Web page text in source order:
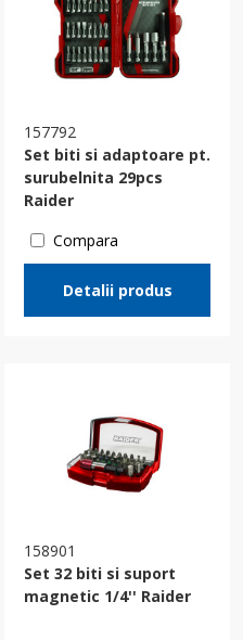
157792
Set biti si adaptoare pt.
surubelnita 29pcs
Raider
Compara
Detalii produs
158901
Set 32 biti si suport
magnetic 1/4'' Raider